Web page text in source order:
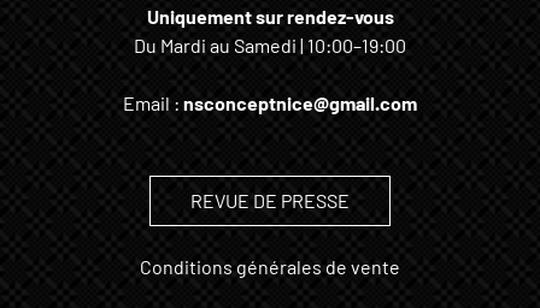
Uniquement sur rendez-vous
Du Mardi au Samedi | 10:00–19:00
Email : nsconceptnice@gmail.com
REVUE DE PRESSE
Conditions générales de vente